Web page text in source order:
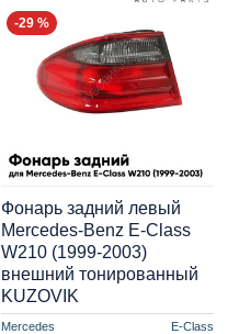
-29 %
Mercedes E-Class
Фонарь задний левый
Mercedes-Benz E-Class
W210 (1999-2003)
внешний тонированный
KUZOVIK